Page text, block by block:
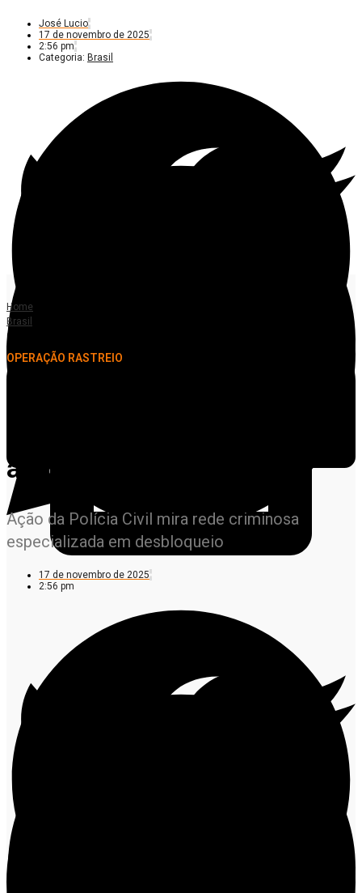
José Lucio
17 de novembro de 2025
2:56 pm
Categoria: Brasil
Home
Brasil
Operação Rastreio prende mais de 700 suspeitos e amplia buscas no país
OPERAÇÃO RASTREIO
amplia buscas no país
Ação da Polícia Civil mira rede criminosa
especializada em desbloqueio
17 de novembro de 2025
2:56 pm